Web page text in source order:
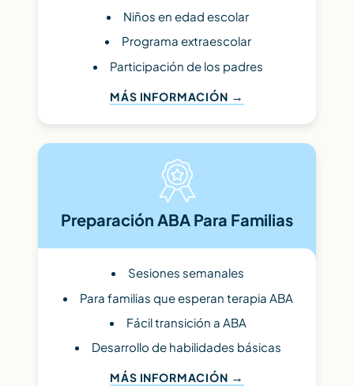
Niños en edad escolar
Programa extraescolar
Participación de los padres
MÁS INFORMACIÓN
Preparación ABA Para Familias
Sesiones semanales
Para familias que esperan terapia ABA
Fácil transición a ABA
Desarrollo de habilidades básicas
MÁS INFORMACIÓN